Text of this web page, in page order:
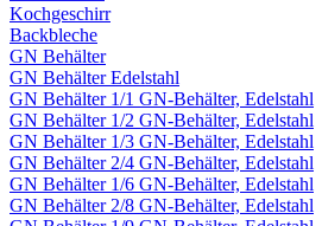
Kochgeschirr
Backbleche
GN Behälter
GN Behälter Edelstahl
GN Behälter 1/1 GN-Behälter, Edelstahl
GN Behälter 1/2 GN-Behälter, Edelstahl
GN Behälter 1/3 GN-Behälter, Edelstahl
GN Behälter 2/4 GN-Behälter, Edelstahl
GN Behälter 1/6 GN-Behälter, Edelstahl
GN Behälter 2/8 GN-Behälter, Edelstahl